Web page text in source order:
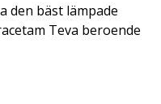
den bäst lämpade
Teva beroende